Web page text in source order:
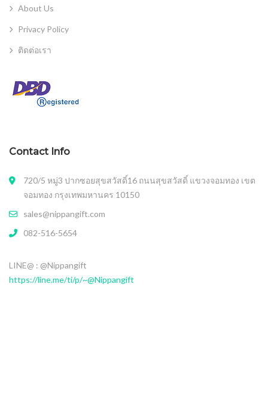
About Us
Privacy Policy
ติดต่อเรา
Contact Info
720/5 หมู่3 ปากซอยสุขสวัสดิ์16 ถนนสุขสวัสดิ์ แขวงจอมทอง เขต
จอมทอง กรุงเทพมหานคร 10150
sales@nippangift.com
082-516-5654
LINE@ : @Nippangift
https://line.me/ti/p/~@Nippangift